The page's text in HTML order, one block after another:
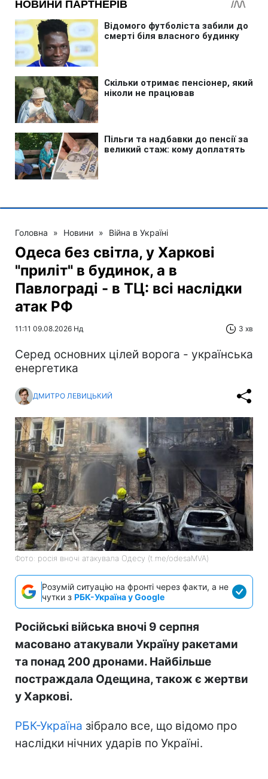
Головна » Новини » Війна в Україні
Одеса без світла, у Харкові
"приліт" в будинок, а в
Павлограді - в ТЦ: всі наслідки
атак РФ
11:11 09.08.2026 Нд 3 хв
Серед основних цілей ворога - українська
енергетика
ДМИТРО ЛЕВИЦЬКИЙ
Фото: росія вночі атакувала Одесу (t.me/odesaMVA)
Розумій ситуацію на фронті через факти, а не
чутки з РБК-Україна у Google
Російські війська вночі 9 серпня
масовано атакували Україну ракетами
та понад 200 дронами. Найбільше
постраждала Одещина, також є жертви
у Харкові.
РБК-Україна зібрало все, що відомо про
наслідки нічних ударів по Україні.